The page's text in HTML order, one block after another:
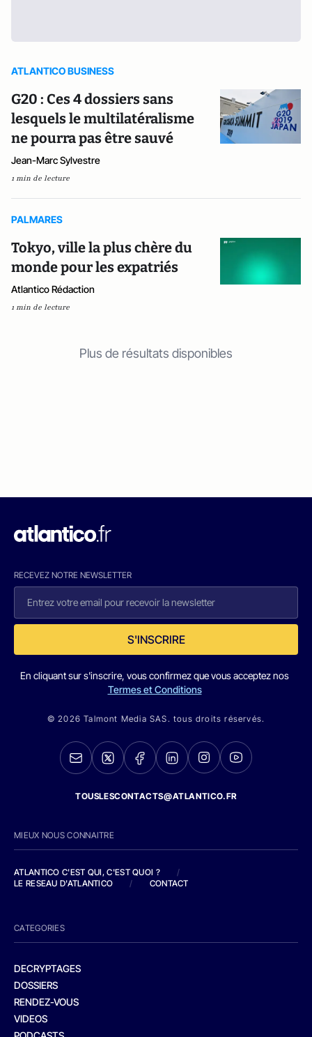
ATLANTICO BUSINESS
G20 : Ces 4 dossiers sans
lesquels le multilatéralisme
ne pourra pas être sauvé
Jean-Marc Sylvestre
1 min de lecture
PALMARES
Tokyo, ville la plus chère du
monde pour les expatriés
Atlantico Rédaction
1 min de lecture
Plus de résultats disponibles
RECEVEZ NOTRE NEWSLETTER
S'INSCRIRE
En cliquant sur s'inscrire, vous confirmez que vous acceptez nos
Termes et Conditions
© 2026 Talmont Media SAS. tous droits réservés.
TOUSLESCONTACTS@ATLANTICO.FR
MIEUX NOUS CONNAITRE
ATLANTICO C'EST QUI, C'EST QUOI ?
/
LE RESEAU D'ATLANTICO
/ CONTACT
CATEGORIES
DECRYPTAGES
DOSSIERS
RENDEZ-VOUS
VIDEOS